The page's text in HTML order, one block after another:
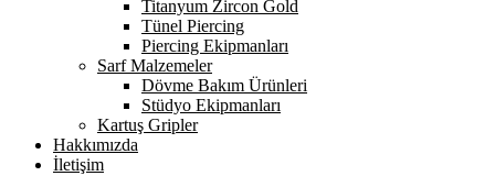
Titanyum Zircon Gold
Tünel Piercing
Piercing Ekipmanları
Sarf Malzemeler
Dövme Bakım Ürünleri
Stüdyo Ekipmanları
Kartuş Gripler
Hakkımızda
İletişim